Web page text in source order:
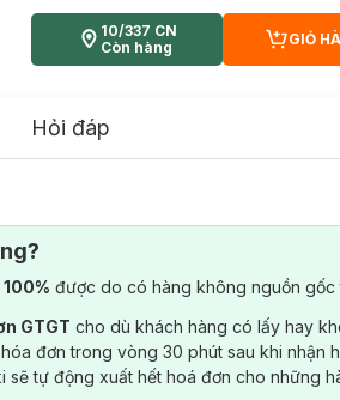
10/337 CN
Còn hàng
CART
GIỎ
Hỏi đáp
được do có hàng không nguồn gốc
GTGT cho dù khách hàng có lấy hay
đơn trong vòng 30 phút sau khi nhận
sẽ tự động xuất hết hoá đơn cho những